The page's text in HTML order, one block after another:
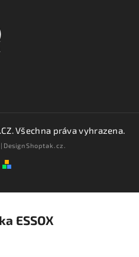
. Všechna práva vyhrazena.
| DesignShoptak.cz.
ESSOX